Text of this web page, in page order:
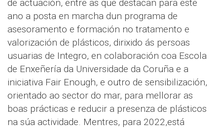
de actuación, entre as que destacan para este
ano a posta en marcha dun programa de
asesoramento e formación no tratamento e
valorización de plásticos, dirixido ás persoas
usuarias de Integro, en colaboración coa Escola
de Enxeñería da Universidade da Coruña e a
iniciativa Fair Enough, e outro de sensibilización,
orientado ao sector do mar, para mellorar as
boas prácticas e reducir a presenza de plásticos
na súa actividade. Mentres, para 2022,está